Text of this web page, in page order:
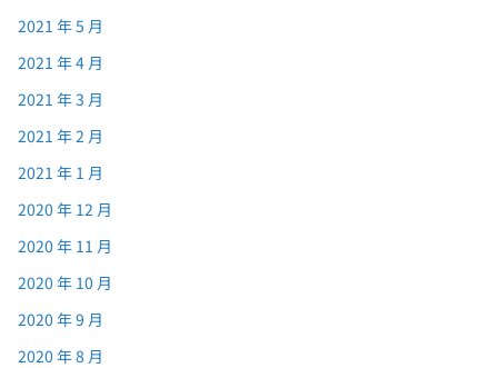
2021 年 5 月
2021 年 4 月
2021 年 3 月
2021 年 2 月
2021 年 1 月
2020 年 12 月
2020 年 11 月
2020 年 10 月
2020 年 9 月
2020 年 8 月